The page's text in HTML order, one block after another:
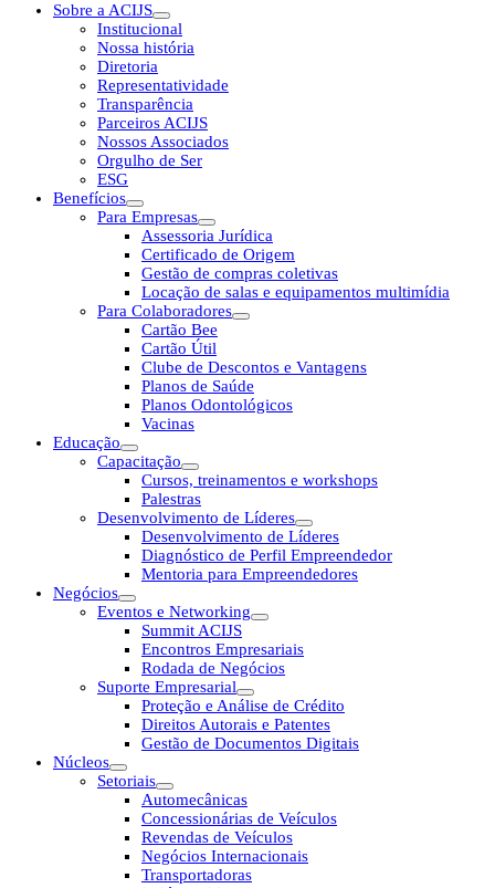
Sobre a ACIJS
Institucional
Nossa história
Diretoria
Representatividade
Transparência
Parceiros ACIJS
Nossos Associados
Orgulho de Ser
ESG
Benefícios
Para Empresas
Assessoria Jurídica
Certificado de Origem
Gestão de compras coletivas
Locação de salas e equipamentos multimídia
Para Colaboradores
Cartão Bee
Cartão Útil
Clube de Descontos e Vantagens
Planos de Saúde
Planos Odontológicos
Vacinas
Educação
Capacitação
Cursos, treinamentos e workshops
Palestras
Desenvolvimento de Líderes
Desenvolvimento de Líderes
Diagnóstico de Perfil Empreendedor
Mentoria para Empreendedores
Negócios
Eventos e Networking
Summit ACIJS
Encontros Empresariais
Rodada de Negócios
Suporte Empresarial
Proteção e Análise de Crédito
Direitos Autorais e Patentes
Gestão de Documentos Digitais
Núcleos
Setoriais
Automecânicas
Concessionárias de Veículos
Revendas de Veículos
Negócios Internacionais
Transportadoras